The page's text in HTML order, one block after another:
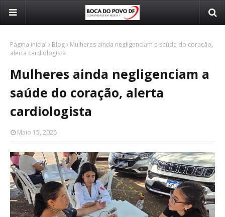
Página inicial Blog
Mulheres ainda negligenciam a saúde do coração,
alerta cardiologista
Mulheres ainda negligenciam a
saúde do coração, alerta
cardiologista
Maio 15, 2026